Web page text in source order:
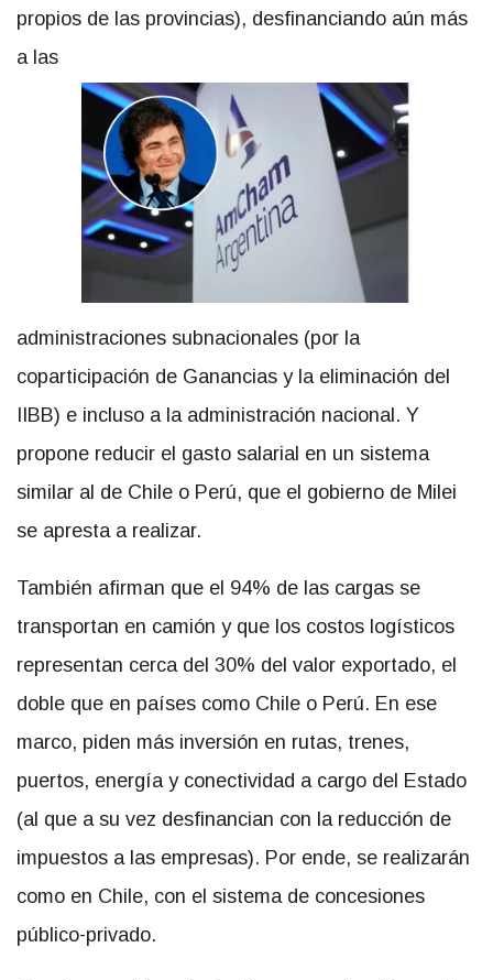
propios de las provincias), desfinanciando aún más
a las
administraciones subnacionales (por la
coparticipación de Ganancias y la eliminación del
IIBB) e incluso a la administración nacional. Y
propone reducir el gasto salarial en un sistema
similar al de Chile o Perú, que el gobierno de Milei
se apresta a realizar.
También afirman que el 94% de las cargas se
transportan en camión y que los costos logísticos
representan cerca del 30% del valor exportado, el
doble que en países como Chile o Perú. En ese
marco, piden más inversión en rutas, trenes,
puertos, energía y conectividad a cargo del Estado
(al que a su vez desfinancian con la reducción de
impuestos a las empresas). Por ende, se realizarán
como en Chile, con el sistema de concesiones
público-privado.